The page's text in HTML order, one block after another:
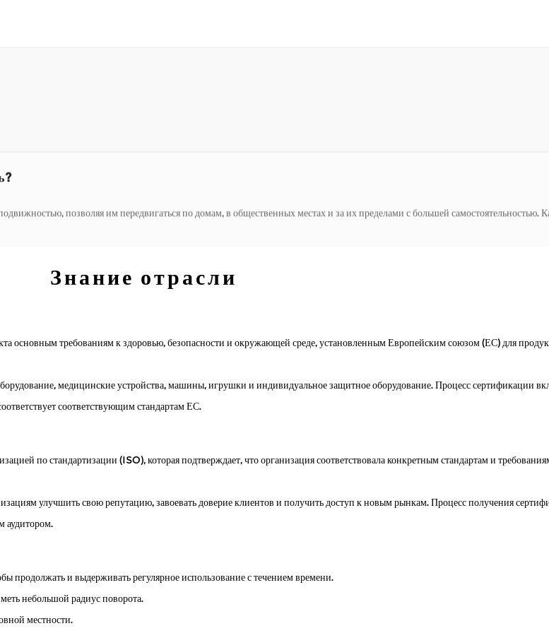
поручения,
позволяя им передвигаться по домам, в общественных местах и ​​за их пределами с большей самостоятельностью. Как
воздухе?
позволяя им передвигаться по домам, в общественных местах и ​​за их пределами с большей самостоятельностью. Как
Знание отрасли
основным требованиям к здоровью, безопасности и окружающей среде, установленным Европейским союзом (ЕС) для
медицинские устройства, машины, игрушки и индивидуальное защитное оборудование. Процесс сертификации
соответствующим стандартам ЕС.
по стандартизации (ISO), которая подтверждает, что организация соответствовала конкретным стандартам и
улучшить свою репутацию, завоевать доверие клиентов и получить доступ к новым рынкам. Процесс получения
аудитором.
продолжать и выдерживать регулярное использование с течением времени.
небольшой радиус поворота.
местности.